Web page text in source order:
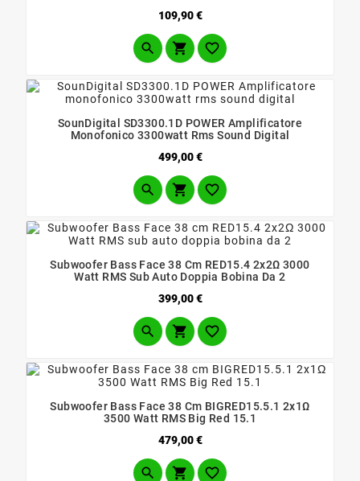
109,90 €Prezzo
  
SounDigital SD3300.1D POWER Amplificatore
Monofonico 3300watt Rms Sound Digital
499,00 €Prezzo
  
Subwoofer Bass Face 38 Cm RED15.4 2x2Ω 3000
Watt RMS Sub Auto Doppia Bobina Da 2
399,00 €Prezzo
  
Subwoofer Bass Face 38 Cm BIGRED15.5.1 2x1Ω
3500 Watt RMS Big Red 15.1
479,00 €Prezzo
  